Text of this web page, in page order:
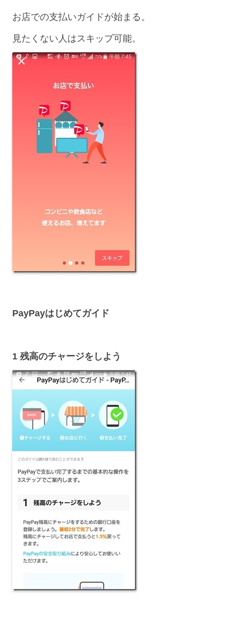
お店での支払いガイドが始まる。
見たくない人はスキップ可能。
PayPayはじめてガイド
1 残高のチャージをしよう